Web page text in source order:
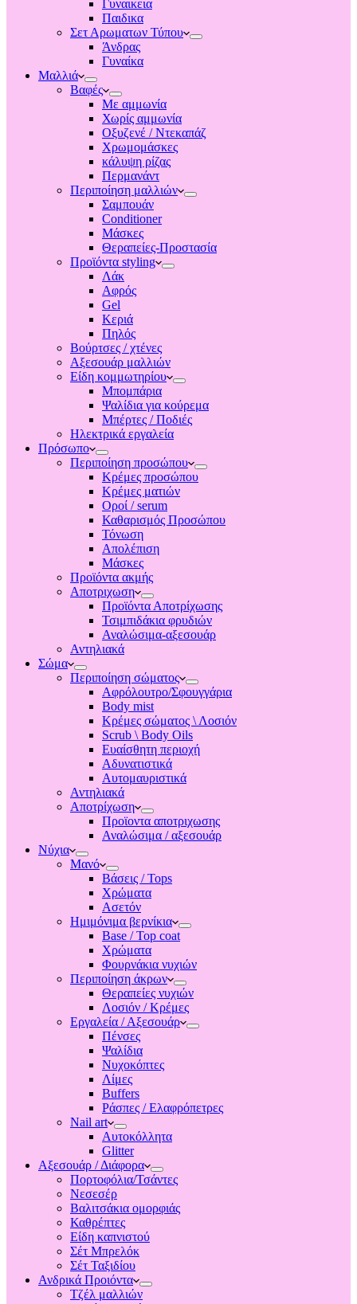
Γυναικεια
Παιδικα
Σετ Αρωματων Τύπου
Άνδρας
Γυναίκα
Μαλλιά
Βαφές
Με αμμωνία
Χωρίς αμμωνία
Οξυζενέ / Ντεκαπάζ
Χρωμομάσκες
κάλυψη ρίζας
Περμανάντ
Περιποίηση μαλλιών
Σαμπουάν
Conditioner
Μάσκες
Θεραπείες-Προστασία
Προϊόντα styling
Λάκ
Αφρός
Gel
Κεριά
Πηλός
Βούρτσες / χτένες
Αξεσουάρ μαλλιών
Είδη κομμωτηρίου
Μπομπάρια
Ψαλίδια για κούρεμα
Μπέρτες / Ποδιές
Ηλεκτρικά εργαλεία
Πρόσωπο
Περιποίηση προσώπου
Κρέμες προσώπου
Κρέμες ματιών
Οροί / serum
Καθαρισμός Προσώπου
Τόνωση
Απολέπιση
Μάσκες
Προϊόντα ακμής
Αποτριχωση
Προϊόντα Αποτρίχωσης
Τσιμπιδάκια φρυδιών
Αναλώσιμα-αξεσουάρ
Αντηλιακά
Σώμα
Περιποίηση σώματος
Αφρόλουτρο/Σφουγγάρια
Body mist
Κρέμες σώματος \ Λοσιόν
Scrub \ Body Oils
Ευαίσθητη περιοχή
Αδυνατιστικά
Αυτομαυριστικά
Αντηλιακά
Αποτρίχωση
Προϊοντα αποτριχωσης
Αναλώσιμα / αξεσουάρ
Νύχια
Μανό
Βάσεις / Tops
Χρώματα
Ασετόν
Ημιμόνιμα βερνίκια
Base / Top coat
Χρώματα
Φουρνάκια νυχιών
Περιποίηση άκρων
Θεραπείες νυχιών
Λοσιόν / Κρέμες
Εργαλεία / Αξεσουάρ
Πένσες
Ψαλίδια
Νυχοκόπτες
Λίμες
Buffers
Ράσπες / Ελαφρόπετρες
Nail art
Αυτοκόλλητα
Glitter
Αξεσουάρ / Διάφορα
Πορτοφόλια/Τσάντες
Νεσεσέρ
Βαλιτσάκια ομορφιάς
Καθρέπτες
Είδη καπνιστού
Σέτ Μπρελόκ
Σέτ Ταξιδίου
Ανδρικά Προιόντα
Τζέλ μαλλιών